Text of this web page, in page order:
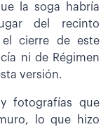
la soga habría
del recinto
el cierre de este
ni de Régimen
versión.
fotografías que
lo que hizo